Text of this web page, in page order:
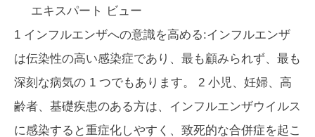
エキスパート ビュー
1 インフルエンザへの意識を高める:インフルエンザ
は伝染性の高い感染症であり、最も顧みられず、最も
深刻な病気の 1 つでもあります。 2 小児、妊婦、高
齢者、基礎疾患のある方は、インフルエンザウイルス
に感染すると重症化しやすく、致死的な合併症を起こ